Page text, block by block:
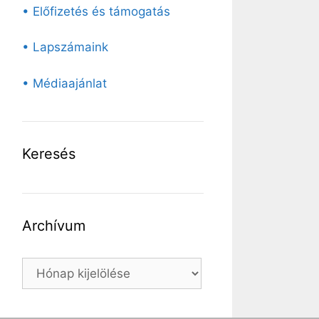
• Előfizetés és támogatás
• Lapszámaink
• Médiaajánlat
Keresés
Archívum
Archívum